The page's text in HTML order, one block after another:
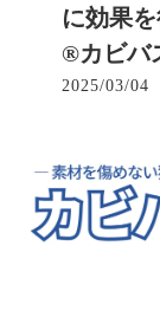
に効果
®カビバ
2025/03/04